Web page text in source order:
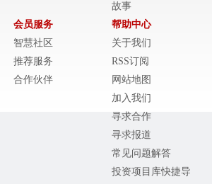
故事
会员服务
智慧社区
推荐服务
合作伙伴
帮助中心
关于我们
RSS订阅
网站地图
加入我们
寻求合作
寻求报道
常见问题解答
投资项目库快捷导